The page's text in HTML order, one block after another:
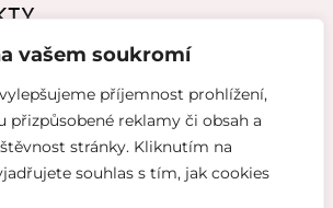
vašem soukromí
příjemnost prohlížení,
přizpůsobené reklamy či obsah a
stránky. Kliknutím na
souhlas s tím, jak cookies
042
186 00 Karlín, Česko